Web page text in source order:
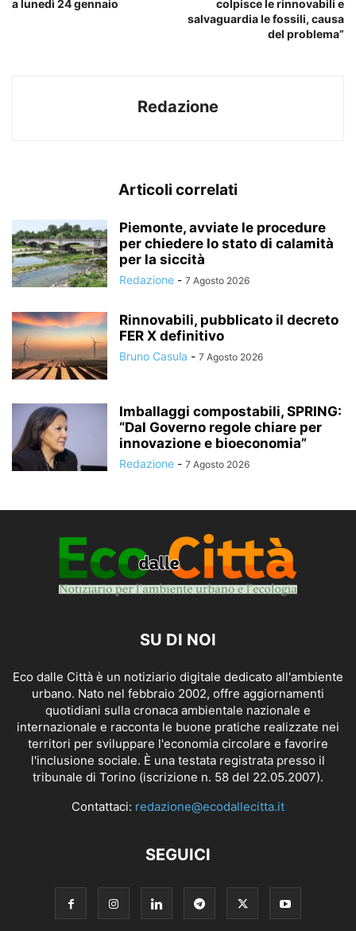
a lunedì 24 gennaio
colpisce le rinnovabili e
salvaguardia le fossili, causa
del problema”
Redazione
Articoli correlati
Piemonte, avviate le procedure
per chiedere lo stato di calamità
per la siccità
Redazione - 7 Agosto 2026
Rinnovabili, pubblicato il decreto
FER X definitivo
Bruno Casula - 7 Agosto 2026
Imballaggi compostabili, SPRING:
“Dal Governo regole chiare per
innovazione e bioeconomia”
Redazione - 7 Agosto 2026
SU DI NOI
Eco dalle Città è un notiziario digitale dedicato all'ambiente
urbano. Nato nel febbraio 2002, offre aggiornamenti
quotidiani sulla cronaca ambientale nazionale e
internazionale e racconta le buone pratiche realizzate nei
territori per sviluppare l'economia circolare e favorire
l'inclusione sociale. È una testata registrata presso il
tribunale di Torino (iscrizione n. 58 del 22.05.2007).
Contattaci: redazione@ecodallecitta.it
SEGUICI